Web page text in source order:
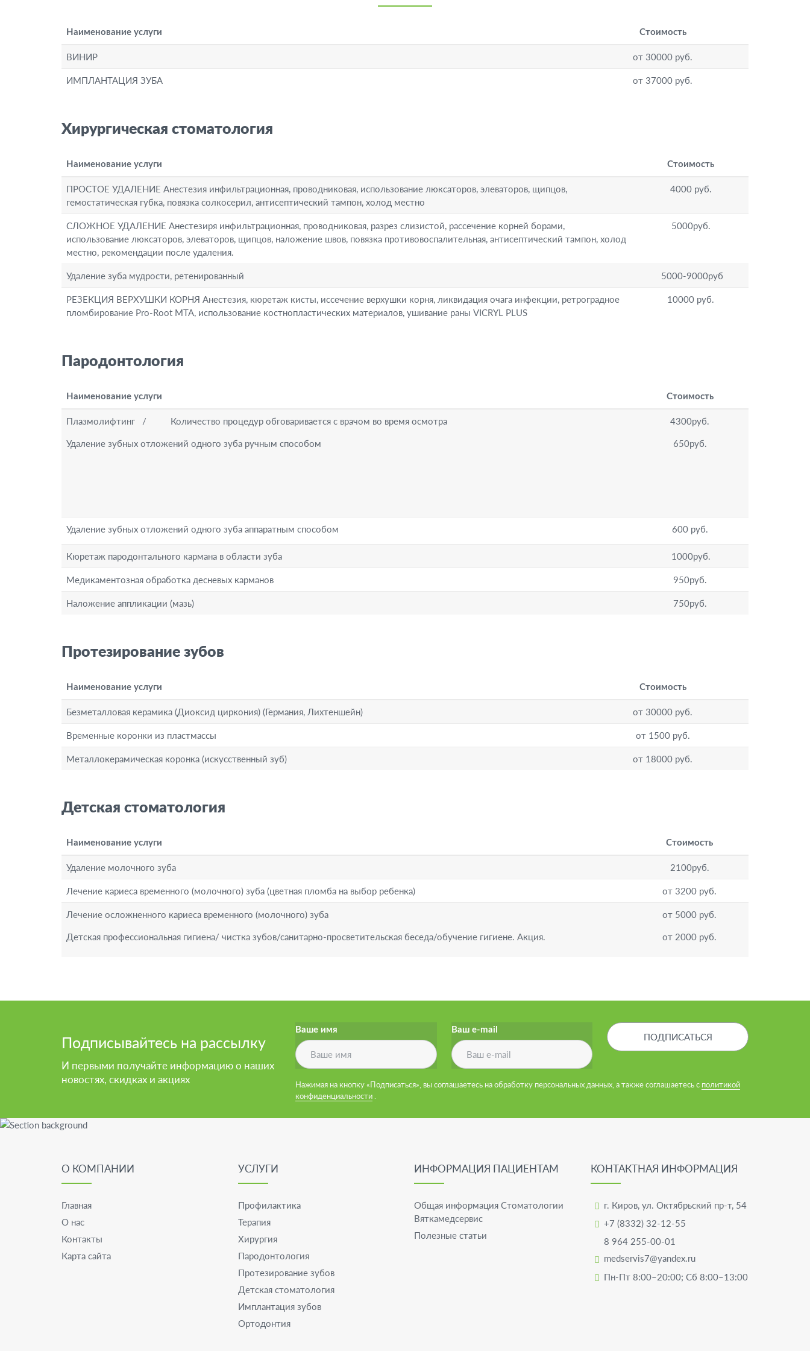
Наименование услуги Стоимость
ВИНИР от 30000 руб.
ИМПЛАНТАЦИЯ ЗУБА от 37000 руб.
Хирургическая стоматология
Наименование услуги Стоимость
ПРОСТОЕ УДАЛЕНИЕ Анестезия инфильтрационная, проводниковая, использование люксаторов, элеваторов, щипцов,
гемостатическая губка, повязка солкосерил, антисептический тампон, холод местно
4000 руб.
СЛОЖНОЕ УДАЛЕНИЕ Анестезиря инфильтрационная, проводниковая, разрез слизистой, рассечение корней борами,
использование люксаторов, элеваторов, щипцов, наложение швов, повязка противовоспалительная, антисептический тампон, холод
местно, рекомендации после удаления.
5000руб.
Удаление зуба мудрости, ретенированный 5000-9000руб
РЕЗЕКЦИЯ ВЕРХУШКИ КОРНЯ Анестезия, кюретаж кисты, иссечение верхушки корня, ликвидация очага инфекции, ретроградное
пломбирование Pro-Root MTA, использование костнопластических материалов, ушивание раны VICRYL PLUS
10000 руб.
Пародонтология
Наименование услуги Стоимость
Плазмолифтинг / Количество процедур обговаривается с врачом во время осмотра
Удаление зубных отложений одного зуба ручным способом
4300руб.
650руб.
Удаление зубных отложений одного зуба аппаратным способом 600 руб.
Кюретаж пародонтального кармана в области зуба 1000руб.
Медикаментозная обработка десневых карманов 950руб.
Наложение аппликации (мазь) 750руб.
Протезирование зубов
Наименование услуги Стоимость
Безметалловая керамика (Диоксид циркония) (Германия, Лихтеншейн) от 30000 руб.
Временные коронки из пластмассы от 1500 руб.
Металлокерамическая коронка (искусственный зуб) от 18000 руб.
Детская стоматология
Наименование услуги Стоимость
Удаление молочного зуба 2100руб.
Лечение кариеса временного (молочного) зуба (цветная пломба на выбор ребенка) от 3200 руб.
Лечение осложненного кариеса временного (молочного) зуба
Детская профессиональная гигиена/ чистка зубов/санитарно-просветительская беседа/обучение гигиене. Акция.
от 5000 руб.
от 2000 руб.
Подпиcывайтесь на рассылку
И первыми получайте информацию о наших
новостях, скидках и акциях
Ваше имя Ваш e-mail
ПОДПИСАТЬСЯ
Нажимая на кнопку «Подписаться», вы соглашаетесь на обработку персональных данных, а также соглашаетесь с политикой
конфиденциальности
О КОМПАНИИ
Главная
О нас
Контакты
Карта сайта
УСЛУГИ
Профилактика
Терапия
Хирургия
Пародонтология
Протезирование зубов
Детская стоматология
Имплантация зубов
Ортодонтия
ИНФОРМАЦИЯ ПАЦИЕНТАМ
Общая информация Стоматологии
Вяткамедсервис
Полезные статьи
КОНТАКТНАЯ ИНФОРМАЦИЯ
г. Киров, ул. Октябрьский пр-т, 54
+7 (8332) 32-12-55
8 964 255-00-01
medservis7@yandex.ru
Пн-Пт 8:00–20:00; Сб 8:00–13:00